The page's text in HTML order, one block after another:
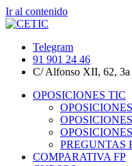
Ir al contenido
Telegram
91 901 24 46
C/ Alfonso XII, 62, 3a
OPOSICIONES TIC
PREGUNTAS
COMPARATIVA FP